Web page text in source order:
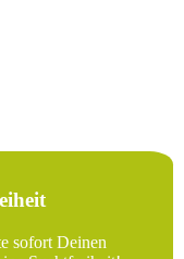
sofort Deinen